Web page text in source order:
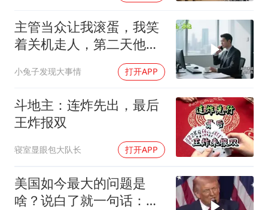
主管当众让我滚蛋，我笑
着关机走人，第二天他疯
小兔子发现大事情 打开APP
斗地主：连炸先出，最后
王炸报双
寝室显眼包大队长 打开APP
美国如今最大的问题是
啥？说白了就一句话：战